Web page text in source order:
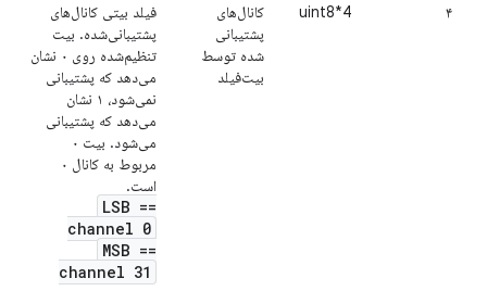
۴ uint8*4
کانال‌های
پشتیبانی
شده توسط
بیت‌فیلد
فیلد بیتی کانال‌های
پشتیبانی‌شده. بیت
تنظیم‌شده روی ۰ نشان
می‌دهد که پشتیبانی
نمی‌شود، ۱ نشان
می‌دهد که پشتیبانی
می‌شود. بیت ۰
مربوط به کانال ۰
است.
LSB ==
channel 0
MSB ==
channel 31